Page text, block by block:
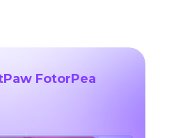
FotorPea